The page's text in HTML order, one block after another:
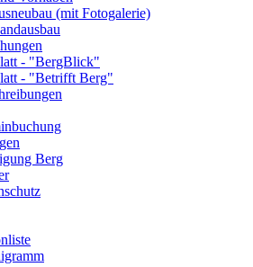
(mit Fotogalerie)
- "BergBlick"
- "Betrifft Berg"
Berg